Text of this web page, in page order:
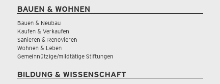
BAUEN & WOHNEN
Bauen & Neubau
Kaufen & Verkaufen
Sanieren & Renovieren
Wohnen & Leben
Gemeinnützige/mildtätige Stiftungen
BILDUNG & WISSENSCHAFT